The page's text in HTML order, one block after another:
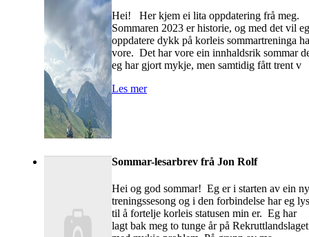
Hei! Her kjem ei lita oppdatering frå meg.
Sommaren 2023 er historie, og med det vil eg
oppdatere dykk på korleis sommartreninga
vore. Det har vore ein innhaldsrik sommar
eg har gjort mykje, men samtidig fått trent v
Les mer
Sommar-lesarbrev frå Jon Rolf
Hei og god sommar! Eg er i starten av ein ny
treningssesong og i den forbindelse har eg
til å fortelje korleis statusen min er. Eg har
lagt bak meg to tunge år på Rekruttlandslaget